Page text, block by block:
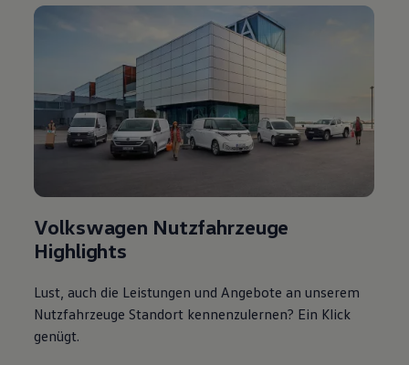
Volkswagen Nutzfahrzeuge
Highlights
Lust, auch die Leistungen und Angebote an unserem
Nutzfahrzeuge Standort kennenzulernen? Ein Klick
genügt.